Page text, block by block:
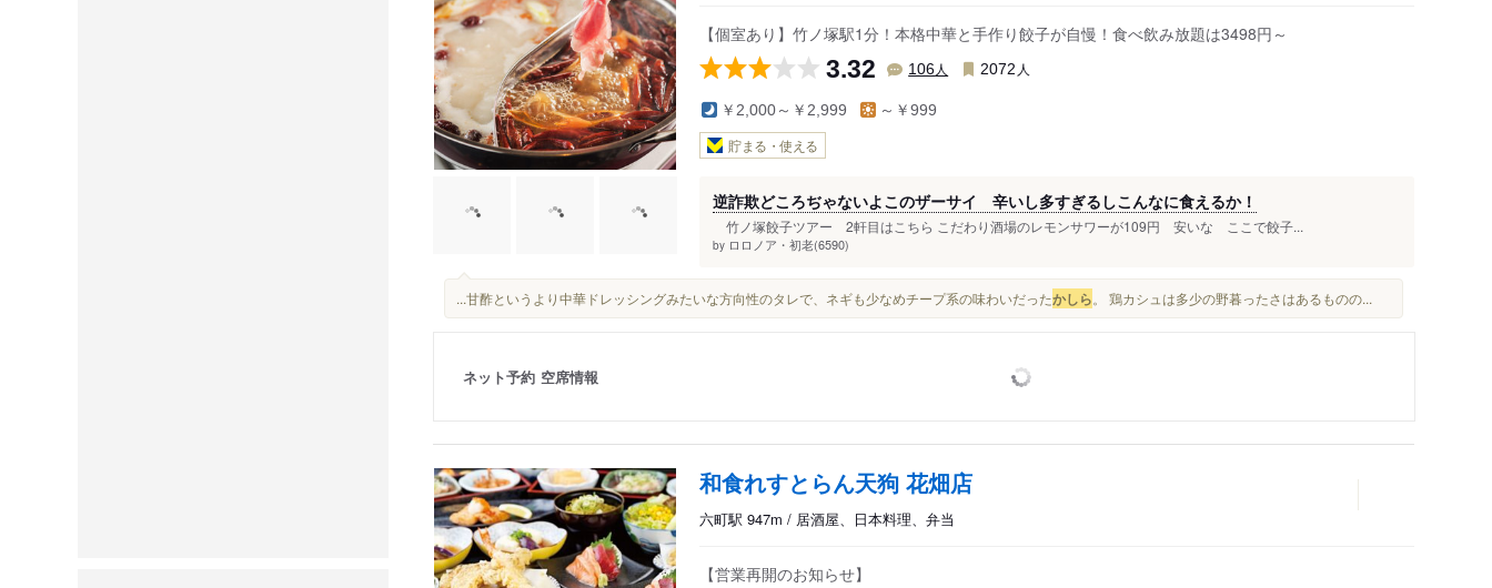
【個室あり】竹ノ塚駅1分！本格中華と手作り餃子が自慢！食べ飲み放題は3498円～
3.32 106人 2072 人
￥2,000～￥2,999 ～￥999
貯まる・使える
逆詐欺どころぢゃないよこのザーサイ 辛いし多すぎるしこんなに食えるか！
竹ノ塚餃子ツアー 2軒目はこちら こだわり酒場のレモンサワーが109円 安いな ここで餃子...
by ロロノア・初老(6590)
...甘酢というより中華ドレッシングみたいな方向性のタレで、ネギも少なめチープ系の味わいだったかしら。 鶏カシュは多少の野暮ったさはあるものの...
ネット予約 空席情報
和食れすとらん天狗 花畑店
六町駅 947m / 居酒屋、日本料理、弁当
【営業再開のお知らせ】